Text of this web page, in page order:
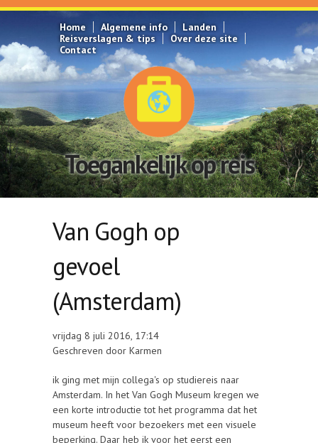
Overslaan en naar de inhoud gaan
Home
Algemene info
Landen
Reisverslagen & tips
Over deze site
Contact
Toegankelijk op reis
Van Gogh op
gevoel
(Amsterdam)
vrijdag 8 juli 2016, 17:14
Geschreven door Karmen
ik ging met mijn collega's op studiereis naar
Amsterdam. In het Van Gogh Museum kregen we
een korte introductie tot het programma dat het
museum heeft voor bezoekers met een visuele
beperking. Daar heb ik voor het eerst een